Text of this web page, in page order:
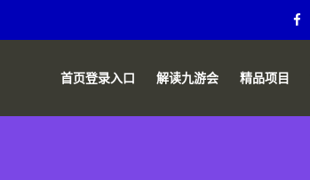
首页登录入口 解读九游会 精品项目